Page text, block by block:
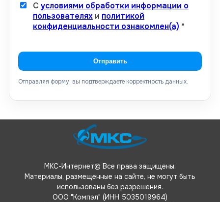
С условиями обработки информации о
пользователяхи политикой
конфиденциальности ознакомлен(а) *
Отправить
Отправляя форму, вы подтверждаете корректность данных.
МКС-Интернет© Все права защищены.
Материалы, размещенные на сайте, не могут быть
использованы без разрешения.
ООО "Компэл" (ИНН 5035019964)